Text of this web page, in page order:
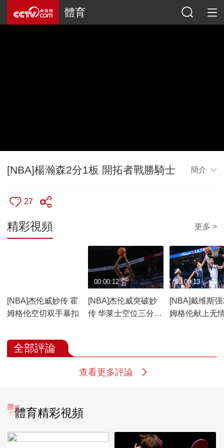
體育
[NBA]楊瀚森2分1板 開拓者戰勝騎士 簡介
27
精彩視頻 更多 >
[NBA]杰伦威妙传 霍
姆格伦空切双手暴扣
[NBA]杰伦威突破妙
传 华莱士空位三分命
00:00:12
[NBA]戴维斯
姆格伦献上无
00:00:13
全部評論
查看更多評論
體育精彩視頻